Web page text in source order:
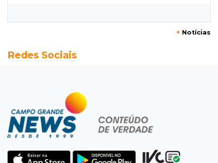
Pantanal treina em Goiânia antes de jogo que
Campeonato Brasileiro
Remo busca empate com Atlético-MG e segue
na zona de rebaixamento
Defesa diz que preso suspeito de sequestro
+ Notícias
Redes Sociais